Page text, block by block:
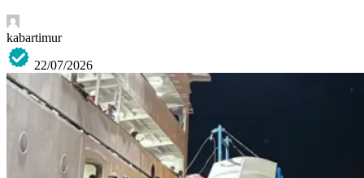
kabartimur
22/07/2026